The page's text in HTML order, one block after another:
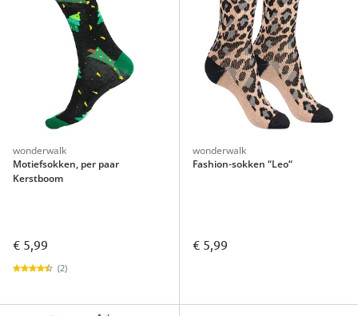
wonderwalk
Motiefsokken, per paar
Kerstboom
€ 5,99
(2)
wonderwalk
Fashion-sokken “Leo“
€ 5,99